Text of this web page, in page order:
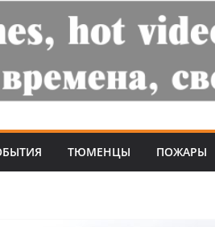
ТЮМЕНЦЫ ПОЖАРЫ